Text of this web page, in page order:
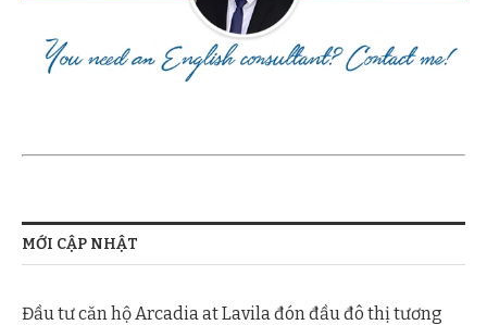
MỚI CẬP NHẬT
Đầu tư căn hộ Arcadia at Lavila đón đầu đô thị tương